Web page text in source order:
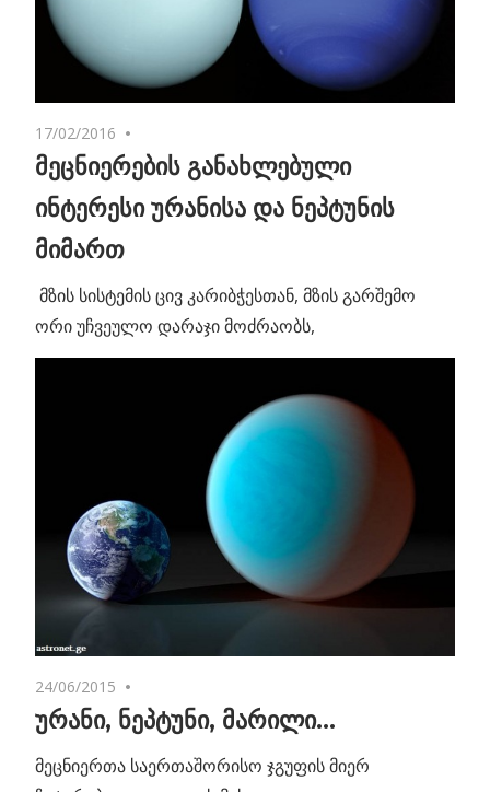
17/02/2016
მეცნიერების განახლებული
ინტერესი ურანისა და ნეპტუნის
მიმართ
მზის სისტემის ცივ კარიბჭესთან, მზის გარშემო
ორი უჩვეულო დარაჯი მოძრაობს,
24/06/2015
ურანი, ნეპტუნი, მარილი…
მეცნიერთა საერთაშორისო ჯგუფის მიერ